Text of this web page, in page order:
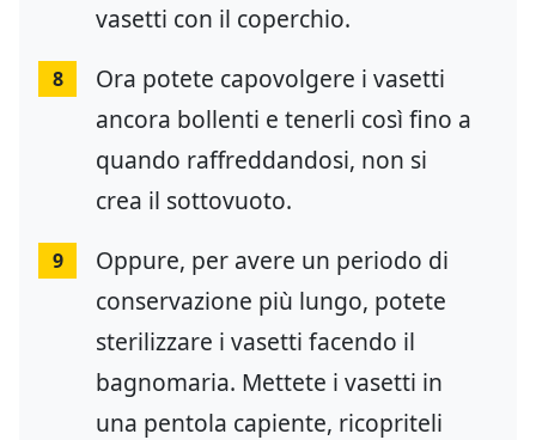
vasetti con il coperchio.
8
Ora potete capovolgere i vasetti
ancora bollenti e tenerli così fino a
quando raffreddandosi, non si
crea il sottovuoto.
9
Oppure, per avere un periodo di
conservazione più lungo, potete
sterilizzare i vasetti facendo il
bagnomaria. Mettete i vasetti in
una pentola capiente, ricopriteli